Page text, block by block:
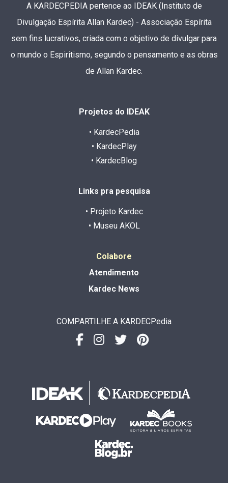
A KARDECPEDIA pertence ao IDEAK (Instituto de
Divulgação Espírita Allan Kardec) - Associação Espírita
sem fins lucrativos, criada com o objetivo de divulgar para
o mundo o Espiritismo, segundo o pensamento e as obras
de Allan Kardec.
Projetos do IDEAK
• KardecPedia
• KardecPlay
• KardecBlog
Links pra pesquisa
• Projeto Kardec
• Museu AKOL
Colabore
Atendimento
Kardec News
COMPARTILHE A KARDECPedia